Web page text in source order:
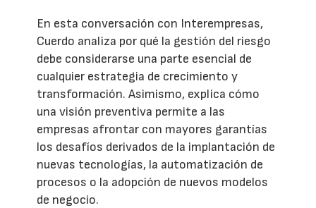
En esta conversación con Interempresas,
Cuerdo analiza por qué la gestión del riesgo
debe considerarse una parte esencial de
cualquier estrategia de crecimiento y
transformación. Asimismo, explica cómo
una visión preventiva permite a las
empresas afrontar con mayores garantías
los desafíos derivados de la implantación de
nuevas tecnologías, la automatización de
procesos o la adopción de nuevos modelos
de negocio.